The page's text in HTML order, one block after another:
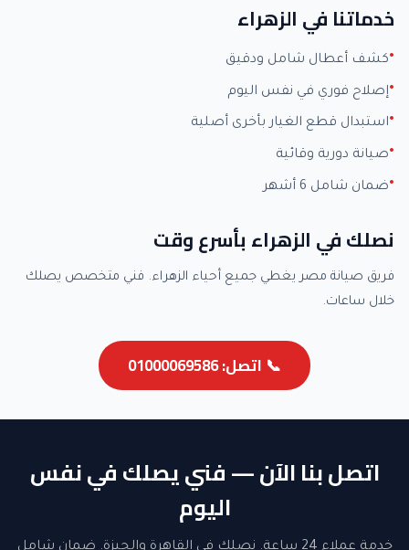
خدماتنا في الزهراء
كشف أعطال شامل ودقيق
إصلاح فوري في نفس اليوم
استبدال قطع الغيار بأخرى أصلية
صيانة دورية وقائية
ضمان شامل 6 أشهر
نصلك في الزهراء بأسرع وقت
فريق صيانة مصر يغطي جميع أحياء الزهراء. فني متخصص يصلك
خلال ساعات.
📞 اتصل: 01000069586
اتصل بنا الآن — فني يصلك في نفس
اليوم